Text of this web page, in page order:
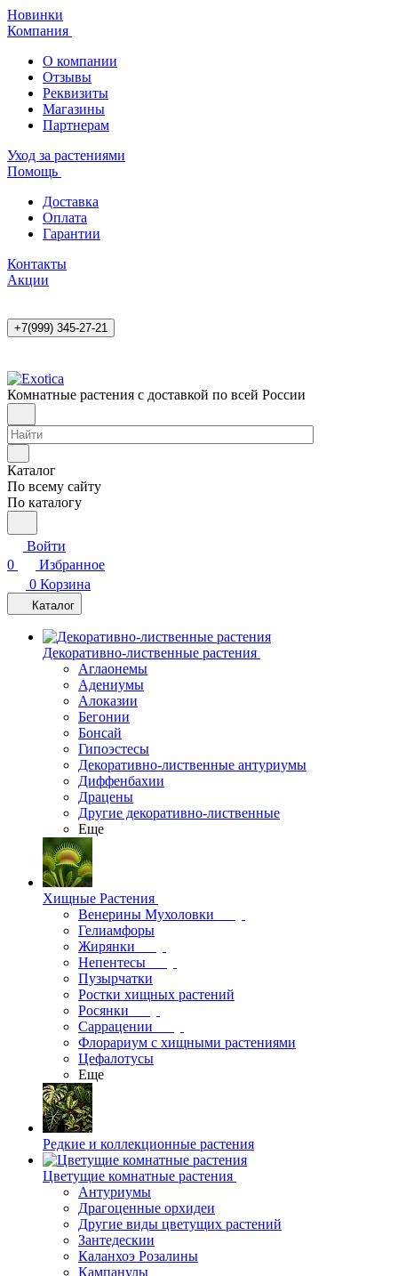
Новинки
Компания
О компании
Отзывы
Реквизиты
Магазины
Партнерам
Уход за растениями
Помощь
Доставка
Оплата
Гарантии
Контакты
Акции
+7(999) 345-27-21
Комнатные растения с доставкой по всей России
Каталог
По всему сайту
По каталогу
Войти
0
Избранное
0 Корзина
Каталог
Декоративно-лиственные растения
Аглаонемы
Адениумы
Алоказии
Бегонии
Бонсай
Гипоэстесы
Декоративно-лиственные антуриумы
Диффенбахии
Драцены
Другие декоративно-лиственные
Еще
Хищные Растения
Венерины Мухоловки
Гелиамфоры
Жирянки
Непентесы
Пузырчатки
Ростки хищных растений
Росянки
Саррацении
Флорариум с хищными растениями
Цефалотусы
Еще
Редкие и коллекционные растения
Цветущие комнатные растения
Антуриумы
Драгоценные орхидеи
Другие виды цветущих растений
Зантедескии
Каланхоэ Розалины
Кампанулы